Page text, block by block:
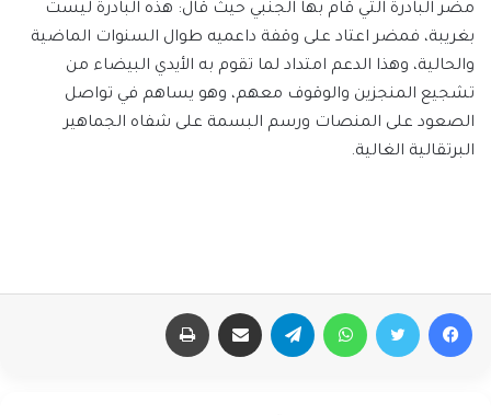
مضر البادرة التي قام بها الجنبي حيث قال: هذه البادرة ليست
بغريبة، فمضر اعتاد على وقفة داعميه طوال السنوات الماضية
والحالية، وهذا الدعم امتداد لما تقوم به الأيدي البيضاء من
تشجيع المنجزين والوقوف معهم، وهو يساهم في تواصل
الصعود على المنصات ورسم البسمة على شفاه الجماهير
البرتقالية الغالية.
فيسبوك تويتر واتساب تيلقرام مشاركة عبر البريد